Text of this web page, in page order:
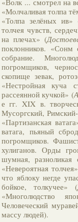
«Волк ... смотрел на
«Молчаливая толпа
«Толпа зелёных ив»
толчея чувств,
на плечах» (
поклонников. «Сонм
собрание.
погромщиков,
скопище зевак,
«Нестройная куча
рассеянной кучкой» (
е гг. XIX в.
Мусоргский,
«Партизанская
ватага, пьяный
погромщиков.
хулиганов. Орды
шумная, разноликая
«Невероятная
что яблоку негде
бойкое, толкучее» (
«Многолюдство
Человеческий
массу людей).